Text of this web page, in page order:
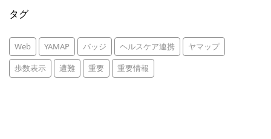
タグ
Web YAMAP バッジ ヘルスケア連携
ヤマップ
歩数表示
遭難 重要 重要情報